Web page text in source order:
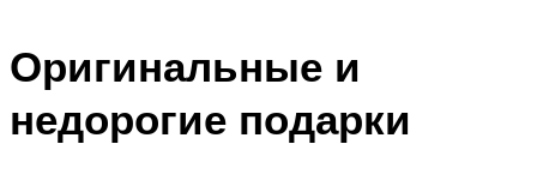
Оригинальные и
недорогие подарки